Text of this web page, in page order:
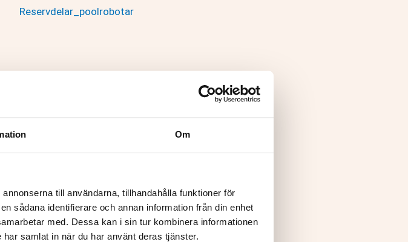
Om
till användarna, tillhandahålla funktioner för
sådana identifierare och annan information från din enhet
med. Dessa kan i sin tur kombinera informationen
samlat in när du har använt deras tjänster.
Reservdelar_poolrobotar
TornaX RT2100 Sprängskiss